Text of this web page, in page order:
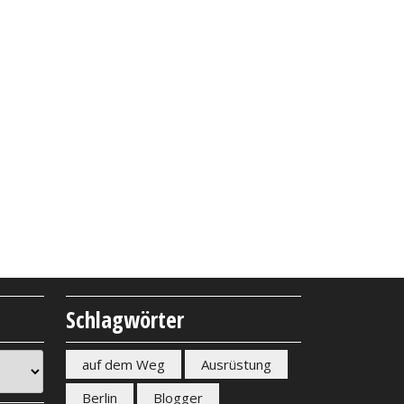
Schlagwörter
auf dem Weg
Ausrüstung
Berlin
Blogger